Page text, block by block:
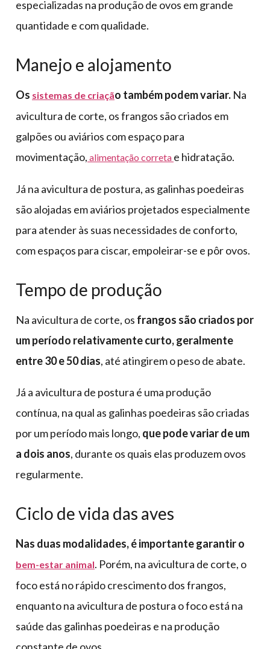
especializadas na produção de ovos em grande
quantidade e com qualidade.
Manejo e alojamento
Os sistemas de criação também podem variar. Na
avicultura de corte, os frangos são criados em
galpões ou aviários com espaço para
movimentação, alimentação correta e hidratação.
Já na avicultura de postura, as galinhas poedeiras
são alojadas em aviários projetados especialmente
para atender às suas necessidades de conforto,
com espaços para ciscar, empoleirar-se e pôr ovos.
Tempo de produção
Na avicultura de corte, os frangos são criados por
um período relativamente curto, geralmente
entre 30 e 50 dias, até atingirem o peso de abate.
Já a avicultura de postura é uma produção
contínua, na qual as galinhas poedeiras são criadas
por um período mais longo, que pode variar de um
a dois anos, durante os quais elas produzem ovos
regularmente.
Ciclo de vida das aves
Nas duas modalidades, é importante garantir o
bem-estar animal. Porém, na avicultura de corte, o
foco está no rápido crescimento dos frangos,
enquanto na avicultura de postura o foco está na
saúde das galinhas poedeiras e na produção